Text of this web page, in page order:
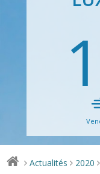
> Actualités > 2020 >